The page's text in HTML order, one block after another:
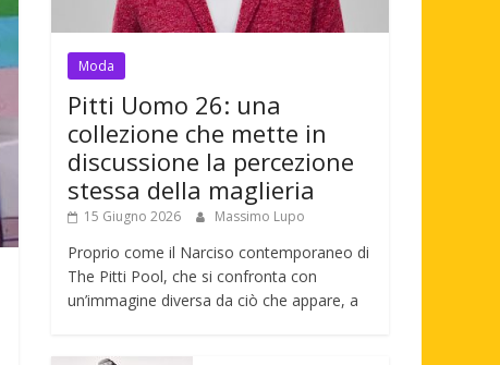
Moda
Pitti Uomo 26: una
collezione che mette in
discussione la percezione
stessa della maglieria
15 Giugno 2026 Massimo Lupo
Proprio come il Narciso contemporaneo di
The Pitti Pool, che si confronta con
un’immagine diversa da ciò che appare, a